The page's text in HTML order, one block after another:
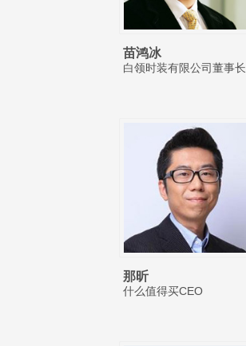
苗鸿冰
白领时装有限公司董事长
那昕
什么值得买CEO